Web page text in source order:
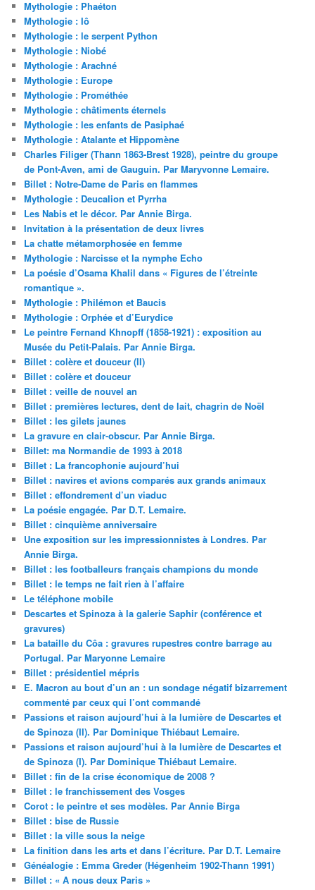
Mythologie : Phaéton
Mythologie : Iô
Mythologie : le serpent Python
Mythologie : Niobé
Mythologie : Arachné
Mythologie : Europe
Mythologie : Prométhée
Mythologie : châtiments éternels
Mythologie : les enfants de Pasiphaé
Mythologie : Atalante et Hippomène
Charles Filiger (Thann 1863-Brest 1928), peintre du groupe
de Pont-Aven, ami de Gauguin. Par Maryvonne Lemaire.
Billet : Notre-Dame de Paris en flammes
Mythologie : Deucalion et Pyrrha
Les Nabis et le décor. Par Annie Birga.
Invitation à la présentation de deux livres
La chatte métamorphosée en femme
Mythologie : Narcisse et la nymphe Echo
La poésie d’Osama Khalil dans « Figures de l’étreinte
romantique ».
Mythologie : Philémon et Baucis
Mythologie : Orphée et d’Eurydice
Le peintre Fernand Khnopff (1858-1921) : exposition au
Musée du Petit-Palais. Par Annie Birga.
Billet : colère et douceur (II)
Billet : colère et douceur
Billet : veille de nouvel an
Billet : premières lectures, dent de lait, chagrin de Noël
Billet : les gilets jaunes
La gravure en clair-obscur. Par Annie Birga.
Billet: ma Normandie de 1993 à 2018
Billet : La francophonie aujourd’hui
Billet : navires et avions comparés aux grands animaux
Billet : effondrement d’un viaduc
La poésie engagée. Par D.T. Lemaire.
Billet : cinquième anniversaire
Une exposition sur les impressionnistes à Londres. Par
Annie Birga.
Billet : les footballeurs français champions du monde
Billet : le temps ne fait rien à l’affaire
Le téléphone mobile
Descartes et Spinoza à la galerie Saphir (conférence et
gravures)
La bataille du Côa : gravures rupestres contre barrage au
Portugal. Par Maryonne Lemaire
Billet : présidentiel mépris
E. Macron au bout d’un an : un sondage négatif bizarrement
commenté par ceux qui l’ont commandé
Passions et raison aujourd’hui à la lumière de Descartes et
de Spinoza (II). Par Dominique Thiébaut Lemaire.
Passions et raison aujourd’hui à la lumière de Descartes et
de Spinoza (I). Par Dominique Thiébaut Lemaire.
Billet : fin de la crise économique de 2008 ?
Billet : le franchissement des Vosges
Corot : le peintre et ses modèles. Par Annie Birga
Billet : bise de Russie
Billet : la ville sous la neige
La finition dans les arts et dans l’écriture. Par D.T. Lemaire
Généalogie : Emma Greder (Hégenheim 1902-Thann 1991)
Billet : « A nous deux Paris »